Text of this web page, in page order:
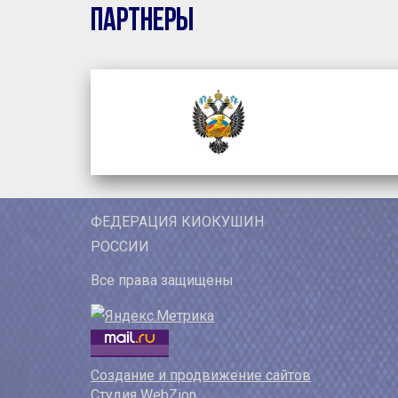
Партнеры
ФЕДЕРАЦИЯ КИОКУШИН
РОССИИ
Все права защищены
Создание и продвижение сайтов